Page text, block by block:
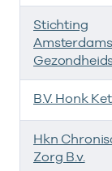
Stichting
B.V. Honk
Hkn
Zorg B.v.